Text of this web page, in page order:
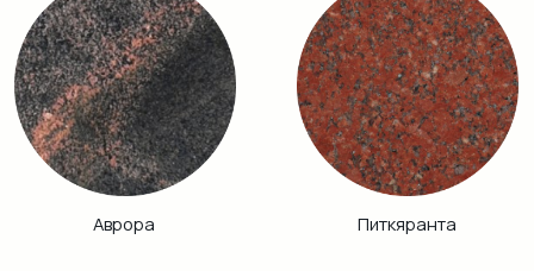
Винга Дымовский